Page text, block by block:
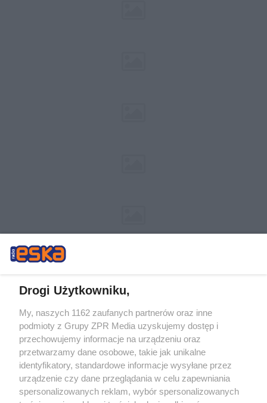
Żaden utwór zamieszczony w serwisie nie może być powielany i
rozpowszechniany lub dalej rozpowszechniany w jakikolwiek sposób (w
tym także elektroniczny lub mechaniczny) na jakimkolwiek polu
eksploatacji w jakiejkolwiek formie, włącznie z umieszczaniem w Internecie
bez pisemnej zgody właściciela praw. Jakiekolwiek użycie lub
wykorzystanie utworów w całości lub w części z naruszeniem prawa, tzn.
bez właściwej zgody, jest zabronione pod groźbą kary i może być ścigane
prawnie.
Drogi Użytkowniku,
My, naszych 1162 zaufanych partnerów oraz inne
podmioty z Grupy ZPR Media uzyskujemy dostęp i
przechowujemy informacje na urządzeniu oraz
przetwarzamy dane osobowe, takie jak unikalne
identyfikatory, standardowe informacje wysyłane przez
urządzenie czy dane przeglądania w celu zapewniania
spersonalizowanych reklam, wybór spersonalizowanych